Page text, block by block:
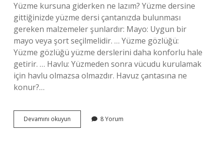
Yüzme kursuna giderken ne lazım? Yüzme dersine
gittiğinizde yüzme dersi çantanızda bulunması
gereken malzemeler şunlardır: Mayo: Uygun bir
mayo veya şort seçilmelidir. … Yüzme gözlüğü:
Yüzme gözlüğü yüzme derslerini daha konforlu hale
getirir. … Havlu: Yüzmeden sonra vücudu kurulamak
için havlu olmazsa olmazdır. Havuz çantasına ne
konur?…
Devamını okuyun Yüzmeye
Giderken
8 Yorum